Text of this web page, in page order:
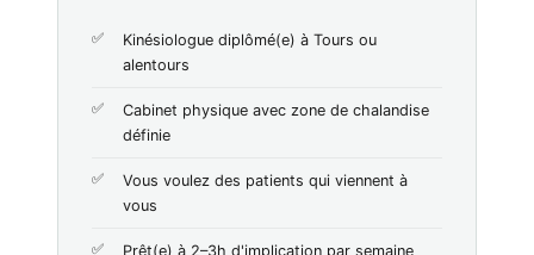
Kinésiologue diplômé(e) à Tours ou
alentours
Cabinet physique avec zone de chalandise
définie
Vous voulez des patients qui viennent à
vous
Prêt(e) à 2–3h d'implication par semaine